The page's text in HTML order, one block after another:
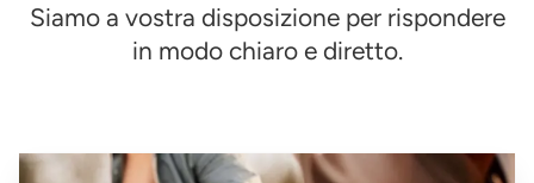
Siamo a vostra disposizione per rispondere
in modo chiaro e diretto.